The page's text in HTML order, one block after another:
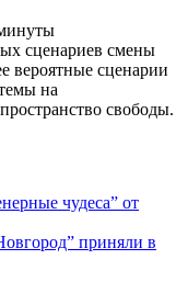
сценариев смены
вероятные сценарии
на
свободы.
чудеса” от
приняли в